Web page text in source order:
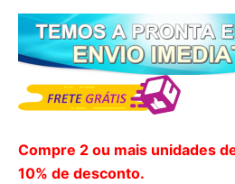
Compre 2 ou mais unidades
10% de desconto.